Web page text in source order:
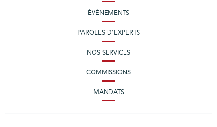
ÉVÈNEMENTS
PAROLES D’EXPERTS
NOS SERVICES
COMMISSIONS
MANDATS